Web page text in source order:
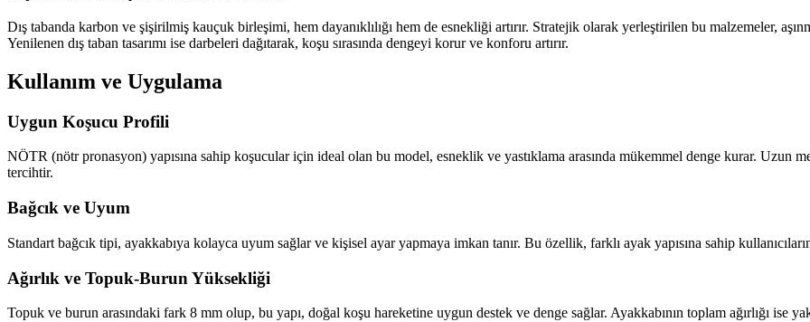
Dış tabanda karbon ve şişirilmiş kauçuk birleşimi, hem dayanıklılığı hem de esnekliği artırır. Stratejik olarak yerleştirilen bu malzemeler,
Yenilenen dış taban tasarımı ise darbeleri dağıtarak, koşu sırasında dengeyi korur ve konforu artırır.
Kullanım ve Uygulama
Uygun Koşucu Profili
NÖTR (nötr pronasyon) yapısına sahip koşucular için ideal olan bu model, esneklik ve yastıklama arasında mükemmel denge kurar. Uzun
tercihtir.
Bağcık ve Uyum
Standart bağcık tipi, ayakkabıya kolayca uyum sağlar ve kişisel ayar yapmaya imkan tanır. Bu özellik, farklı ayak yapısına sahip
Ağırlık ve Topuk-Burun Yüksekliği
Topuk ve burun arasındaki fark 8 mm olup, bu yapı, doğal koşu hareketine uygun destek ve denge sağlar. Ayakkabının toplam ağırlığı ise